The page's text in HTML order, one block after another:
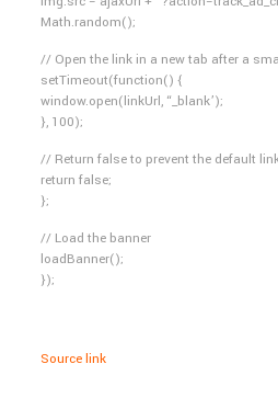
Math.random();
// Open the link in a new tab after a
setTimeout(function() {
window.open(linkUrl, “_blank’);
}, 100);
// Return false to prevent the default
return false;
};
// Load the banner
loadBanner();
});
Source link